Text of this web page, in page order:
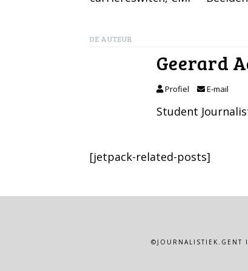
DE AUTEUR
Geerard
Profiel E-mail
Student
[jetpack-related-posts]
©JOURNALISTIEK.GENT